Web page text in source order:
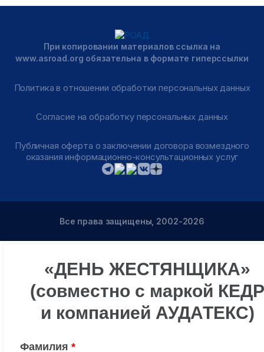
При копировании материалов ссылка на
www.asroad.org обязательна в формате гиперссылки
Политика в отношении обработки персональных данных
Согласие на обработку персональных данных
Публичная оферта о заключении договора возмездного
оказания информационно-консультационных услуг
Все права защищены, 2002-2026